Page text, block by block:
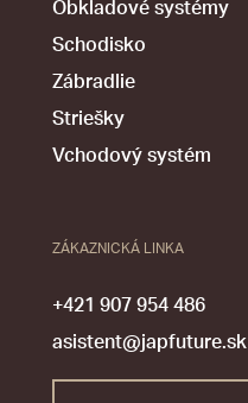
Obkladové systémy
Schodisko
Zábradlie
Striešky
Vchodový systém
ZÁKAZNICKÁ LINKA
+421 907 954 486
asistent@japfuture.sk